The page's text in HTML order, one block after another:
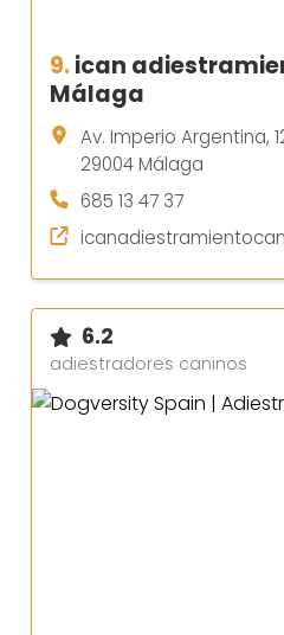
9.ican
Málaga
Av. Imperio Argentina,
29004 Málaga
685 13 47 37
6.2
adiestradores caninos